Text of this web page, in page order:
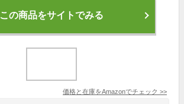
この商品をサイトでみる
価格と在庫をAmazonでチェック >>